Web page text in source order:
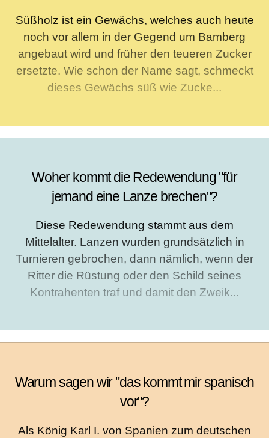
Süßholz ist ein Gewächs, welches auch heute
noch vor allem in der Gegend um Bamberg
angebaut wird und früher den teueren Zucker
ersetzte. Wie schon der Name sagt, schmeckt
dieses Gewächs süß wie Zucke...
Woher kommt die Redewendung "für
jemand eine Lanze brechen"?
Diese Redewendung stammt aus dem
Mittelalter. Lanzen wurden grundsätzlich in
Turnieren gebrochen, dann nämlich, wenn der
Ritter die Rüstung oder den Schild seines
Kontrahenten traf und damit den Zweik...
Warum sagen wir "das kommt mir spanisch
vor"?
Als König Karl I. von Spanien zum deutschen